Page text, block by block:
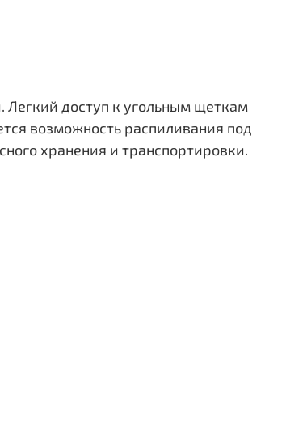
Легкий доступ к угольным щеткам
возможность распиливания под
хранения и транспортировки.